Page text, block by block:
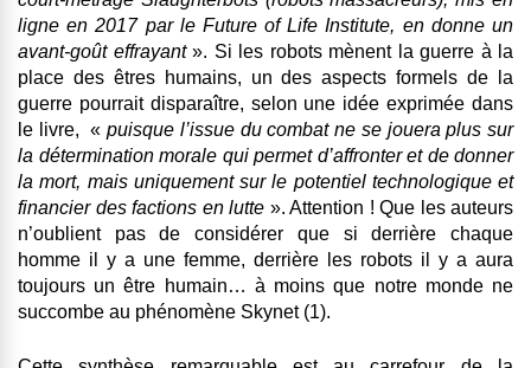
ligne en 2017 par le Future of Life Institute, en donne un
avant-goût effrayant ». Si les robots mènent la guerre à la
place des êtres humains, un des aspects formels de la
guerre pourrait disparaître, selon une idée exprimée dans
le livre, « puisque l’issue du combat ne se jouera plus sur
la détermination morale qui permet d’affronter et de donner
la mort, mais uniquement sur le potentiel technologique et
financier des factions en lutte ». Attention ! Que les auteurs
n’oublient pas de considérer que si derrière chaque
homme il y a une femme, derrière les robots il y a aura
toujours un être humain… à moins que notre monde ne
succombe au phénomène Skynet (1).